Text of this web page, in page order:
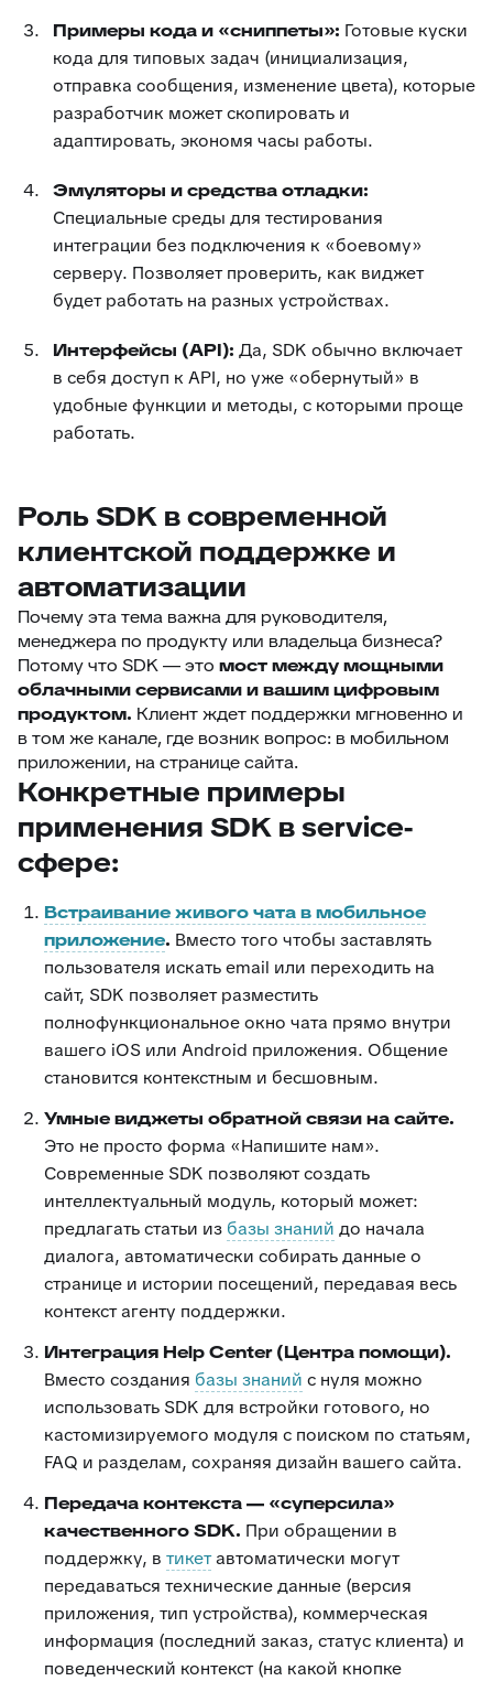
Примеры кода и «сниппеты»: Готовые куски
кода для типовых задач (инициализация,
отправка сообщения, изменение цвета), которые
разработчик может скопировать и
адаптировать, экономя часы работы.
Эмуляторы и средства отладки:
Специальные среды для тестирования
интеграции без подключения к «боевому»
серверу. Позволяет проверить, как виджет
будет работать на разных устройствах.
Интерфейсы (API): Да, SDK обычно включает
в себя доступ к API, но уже «обернутый» в
удобные функции и методы, с которыми проще
работать.
Роль SDK в современной
клиентской поддержке и
автоматизации
Почему эта тема важна для руководителя,
менеджера по продукту или владельца бизнеса?
Потому что SDK — это мост между мощными
облачными сервисами и вашим цифровым
продуктом. Клиент ждет поддержки мгновенно и
в том же канале, где возник вопрос: в мобильном
приложении, на странице сайта.
Конкретные примеры
применения SDK в service-
сфере:
Встраивание живого чата в мобильное
приложение. Вместо того чтобы заставлять
пользователя искать email или переходить на
сайт, SDK позволяет разместить
полнофункциональное окно чата прямо внутри
вашего iOS или Android приложения. Общение
становится контекстным и бесшовным.
Умные виджеты обратной связи на сайте.
Это не просто форма «Напишите нам».
Современные SDK позволяют создать
интеллектуальный модуль, который может:
предлагать статьи из базы знаний до начала
диалога, автоматически собирать данные о
странице и истории посещений, передавая весь
контекст агенту поддержки.
Интеграция Help Center (Центра помощи).
Вместо создания базы знаний с нуля можно
использовать SDK для встройки готового, но
кастомизируемого модуля с поиском по статьям,
FAQ и разделам, сохраняя дизайн вашего сайта.
Передача контекста — «суперсила»
качественного SDK. При обращении в
поддержку, в тикетавтоматически могут
передаваться технические данные (версия
приложения, тип устройства), коммерческая
информация (последний заказ, статус клиента) и
поведенческий контекст (на какой кнопке